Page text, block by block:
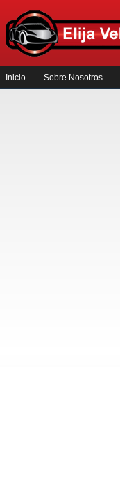
Inicio Sobre Nosotros